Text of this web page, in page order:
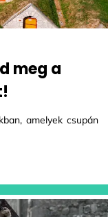
meg a
amelyek csupán